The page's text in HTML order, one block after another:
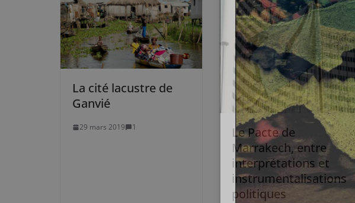
La cité lacustre de
Ganvié
29 mars 2019 1
Le Pacte de
Marrakech, entre
interprétations et
instrumentalisations
politiques